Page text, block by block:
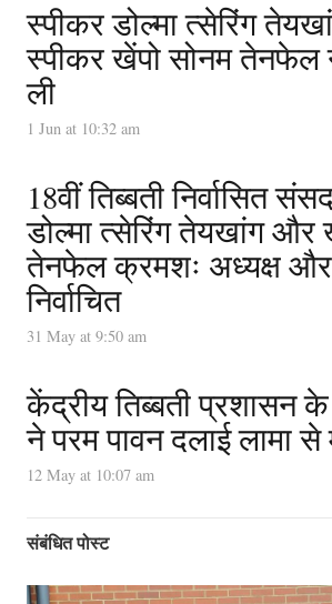
स्पीकर डोल्मा त्सेरिंग
स्पीकर खेंपो सोनम
ली
1 Jun at 10:32 am
18वीं तिब्बती निर्वासित
डोल्मा त्सेरिंग तेयखांग और
तेनफेल क्रमशः अध्यक्ष और
निर्वाचित
31 May at 9:50 am
केंद्रीय तिब्बती प्रशासन के
ने परम पावन दलाई लामा
12 May at 10:07 am
संबंधित पोस्ट